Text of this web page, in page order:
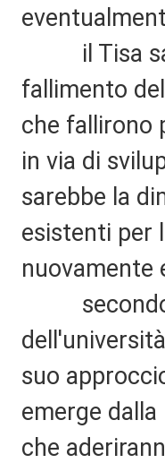
il Tisa
fallimento
che fallirono
in via di
sarebbe la
esistenti per
nuovamente
secondo
suo
emerge
che